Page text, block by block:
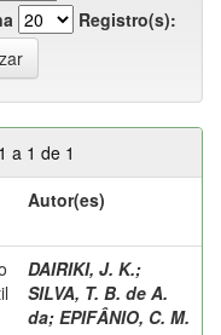
Registro(s):
a 1 de 1
Autor(es)
DAIRIKI, J. K.;
SILVA, T. B. de A.
da; EPIFÂNIO, C. M.